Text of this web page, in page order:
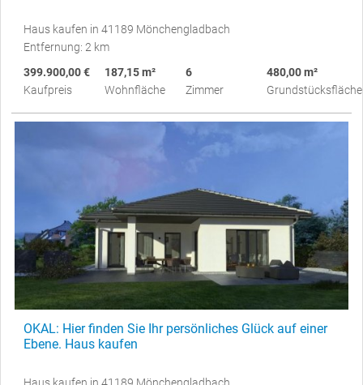
Haus kaufen in 41189 Mönchengladbach
Entfernung: 2 km
399.900,00 €
Kaufpreis
187,15 m²
Wohnfläche
6
Zimmer
480,00 m²
Grundstücksfläche
OKAL: Hier finden Sie Ihr persönliches Glück auf einer
Ebene. Haus kaufen